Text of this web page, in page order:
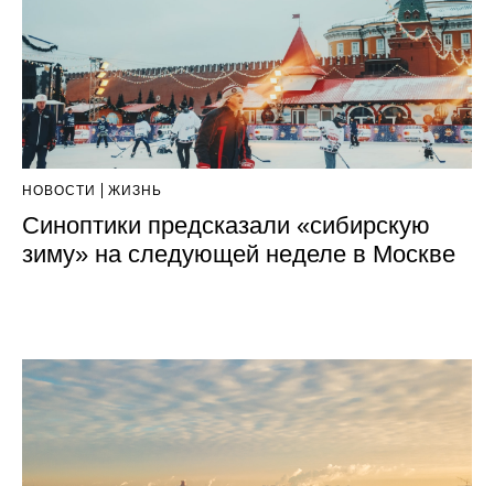
НОВОСТИ ЖИЗНЬ
Синоптики предсказали «сибирскую
зиму» на следующей неделе в Москве